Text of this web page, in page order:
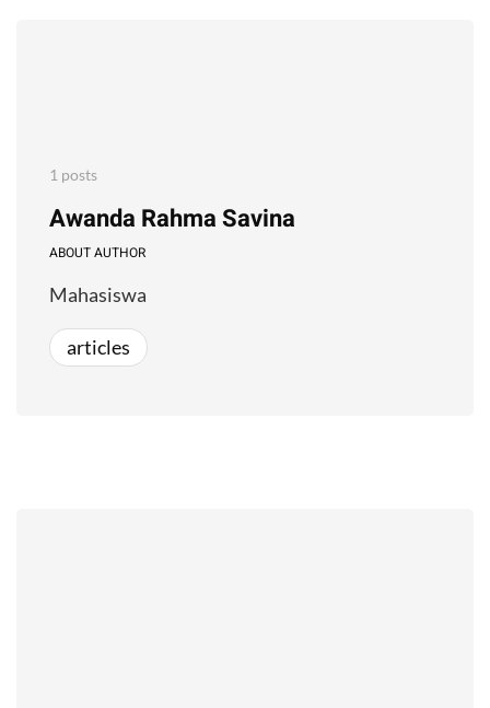
1 posts
Awanda Rahma Savina
ABOUT AUTHOR
Mahasiswa
articles